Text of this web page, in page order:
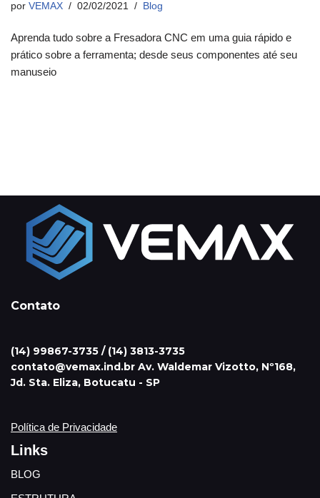
por VEMAX 02/02/2021 Blog
Aprenda tudo sobre a Fresadora CNC em uma guia rápido e
prático sobre a ferramenta; desde seus componentes até seu
manuseio
Contato
(14) 99867-3735 / (14) 3813-3735
contato@vemax.ind.br Av. Waldemar Vizotto, Nº168,
Jd. Sta. Eliza, Botucatu - SP
Política de Privacidade
Links
BLOG